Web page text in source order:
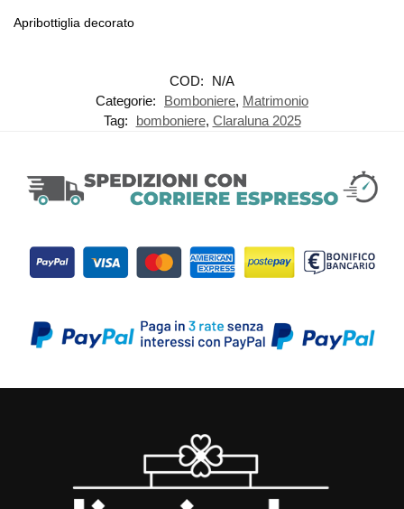
Apribottiglia decorato
COD:
N/A
Categorie:
Bomboniere, Matrimonio
Tag:
bomboniere, Claraluna 2025